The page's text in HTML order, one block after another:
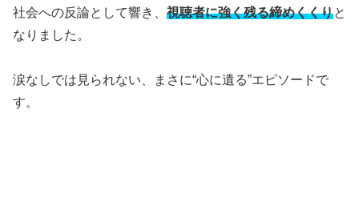
社会への反論として響き、 視聴者に強く残る締めくくりと
なりました。
涙なしでは見られない、まさに“心に遺る”エピソードで
す。